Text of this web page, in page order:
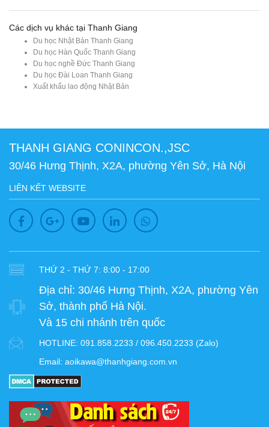
Các dịch vụ khác tại Thanh Giang
Du học Nhật Bản Thanh Giang
Du học Hàn Quốc Thanh Giang
Du học nghề Đức Thanh Giang
Du học Đài Loan Thanh Giang
Xuất khẩu lao động Nhật Bản
THANH GIANG CONINCON.,JSC
30/46 Hưng Thịnh, X2A, phường Yên Sở, Hà Nội
LIÊN KẾT WEBSITE
THỨ 2 - THỨ 7: 8:00 - 17:00
Địa chỉ: 30/46 Hưng Thịnh, X2A, phường Yên
Sở, thành phố Hà Nội.
Và 15 chi nhánh trên quốc
HOTLINE: 091.858.2233 / 096.450.2233 (Zalo)
Email: aoikawa@thanhgiang.com.vn